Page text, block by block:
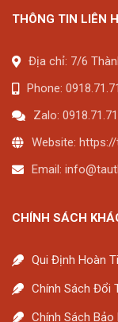
THÔNG TIN LIÊN
Địa chỉ: 7/6
Phone:
Zalo:
Website:
Email:
CHÍNH SÁCH
Qui Định Hoàn
Chính Sách Đổi
Chính Sách Bảo